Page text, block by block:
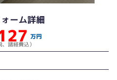
ーム詳細
万円
、諸経費込）